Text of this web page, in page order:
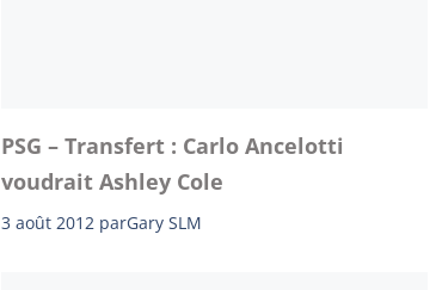
PSG – Transfert : Carlo Ancelotti
voudrait Ashley Cole
3 août 2012 parGary SLM